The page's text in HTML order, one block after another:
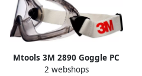
Mtools 3M 2890 Goggle PC
CLEAR AS AF (10 case) |
2 webshops